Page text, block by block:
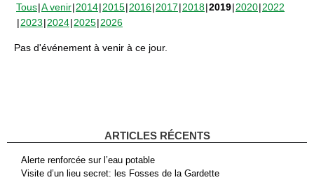
Tous A venir 2014 2015 2016 2017 2018 2019 2020 2022
2023 2024 2025 2026
Pas d'événement à venir à ce jour.
ARTICLES RÉCENTS
Alerte renforcée sur l’eau potable
Visite d’un lieu secret: les Fosses de la Gardette